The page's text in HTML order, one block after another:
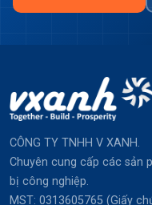
CÔNG TY TNHH V XANH.
Chuyên cung cấp các sản
bị công nghiệp.
MST: 0313605765 (Giấy